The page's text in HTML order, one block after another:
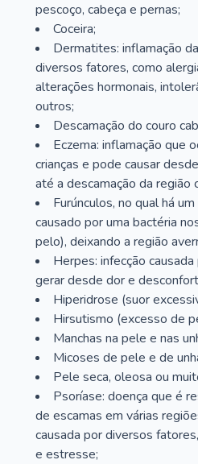
pescoço, cabeça e pernas;
Coceira;
Dermatites: inflamação
diversos fatores, como
alterações hormonais,
outros;
Descamação do couro
Eczema: inflamação que
crianças e pode causar
até a descamação da região
Furúnculos, no qual há
causado por uma bactéria
pelo), deixando a região
Herpes: infecção
gerar desde dor e
Hiperidrose (suor
Hirsutismo (excesso de
Manchas na pele e nas
Micoses de pele e de
Pele seca, oleosa ou
Psoríase: doença que é
de escamas em várias
causada por diversos
e estresse;